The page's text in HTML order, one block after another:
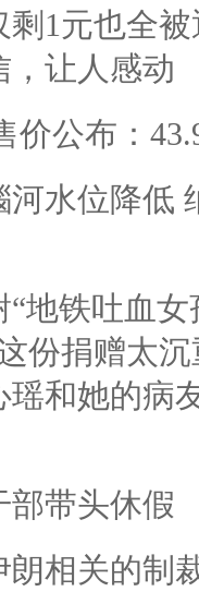
剩1元也全
，让人感动
价公布：
河水位降低
地铁吐血
份捐赠太
和她的病
部带头休假
朗相关的制